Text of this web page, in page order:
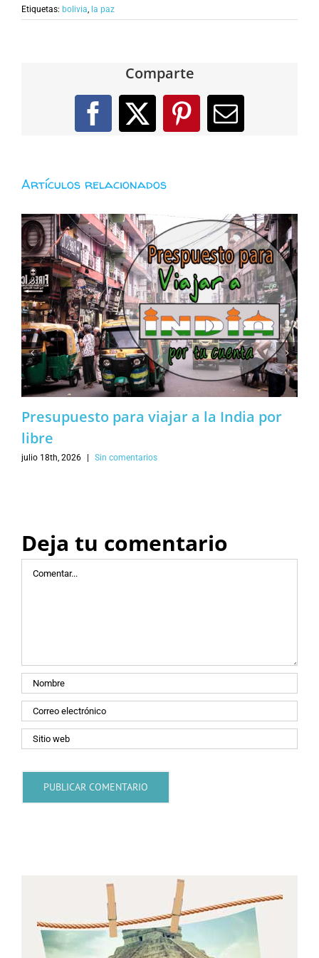
Etiquetas: bolivia la paz
Comparte
Facebook
X PinterestCorreo
Artículos relacionados
Presupuesto para viajar a la India por
libre
julio 18th, 2026 | Sin comentarios
Deja tu comentario
Comentar